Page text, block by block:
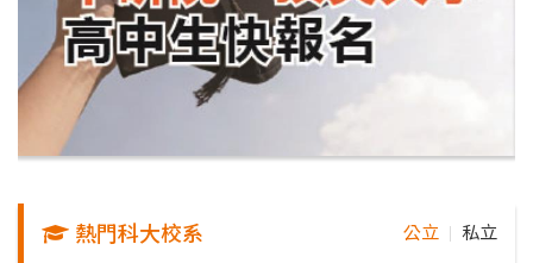
熱門科大校系 公立 私立